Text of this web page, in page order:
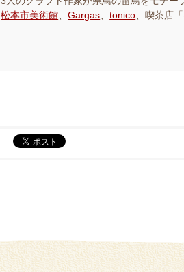
松本市美術館、Gargas、tonico、喫茶店